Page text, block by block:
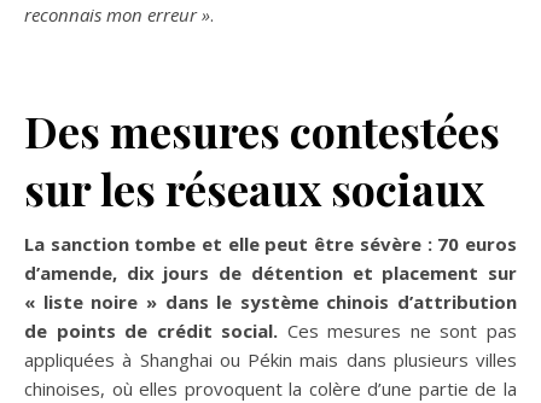
reconnais mon erreur ».
Des mesures contestées
sur les réseaux sociaux
La sanction tombe et elle peut être sévère : 70 euros
d’amende, dix jours de détention et placement sur
« liste noire » dans le système chinois d’attribution
de points de crédit social. Ces mesures ne sont pas
appliquées à Shanghai ou Pékin mais dans plusieurs villes
chinoises, où elles provoquent la colère d’une partie de la